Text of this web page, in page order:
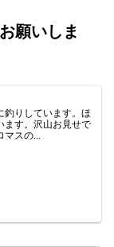
願いしま
釣りしています。ほ
ます。沢山お見せで
マスの...